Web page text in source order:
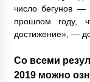
число бегунов
прошлом году,
достижение», —
Со всеми
2019 можно